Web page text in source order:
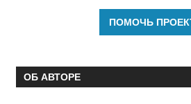
ОБ АВТОРЕ